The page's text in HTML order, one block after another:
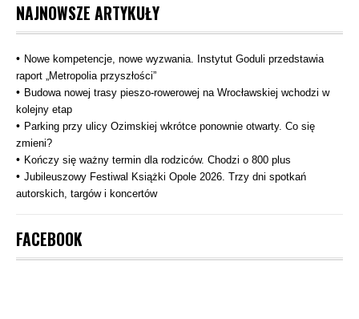
NAJNOWSZE ARTYKUŁY
Nowe kompetencje, nowe wyzwania. Instytut Goduli przedstawia
raport „Metropolia przyszłości”
Budowa nowej trasy pieszo‑rowerowej na Wrocławskiej wchodzi w
kolejny etap
Parking przy ulicy Ozimskiej wkrótce ponownie otwarty. Co się
zmieni?
Kończy się ważny termin dla rodziców. Chodzi o 800 plus
Jubileuszowy Festiwal Książki Opole 2026. Trzy dni spotkań
autorskich, targów i koncertów
FACEBOOK